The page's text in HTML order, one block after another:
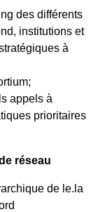
des différents
institutions et
à
appels à
prioritaires
réseau
de le.la